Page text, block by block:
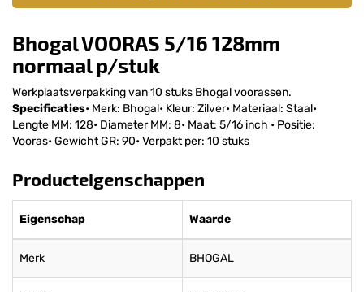
Bhogal VOORAS 5/16 128mm
normaal p/stuk
Werkplaatsverpakking van 10 stuks Bhogal voorassen.
Specificaties• Merk: Bhogal• Kleur: Zilver• Materiaal: Staal•
Lengte MM: 128• Diameter MM: 8• Maat: 5/16 inch • Positie:
Vooras• Gewicht GR: 90• Verpakt per: 10 stuks
Producteigenschappen
Eigenschap Waarde
Merk BHOGAL